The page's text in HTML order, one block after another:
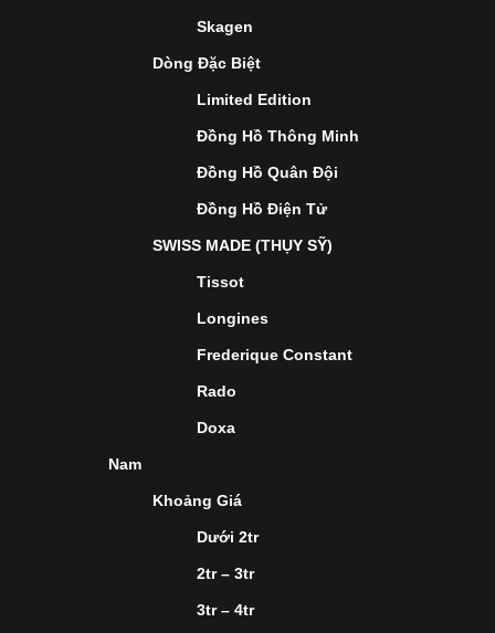
Skagen
Dòng Đặc Biệt
Limited Edition
Đồng Hồ Thông Minh
Đồng Hồ Quân Đội
Đồng Hồ Điện Tử
SWISS MADE (THỤY SỸ)
Tissot
Longines
Frederique Constant
Rado
Doxa
Nam
Khoảng Giá
Dưới 2tr
2tr – 3tr
3tr – 4tr